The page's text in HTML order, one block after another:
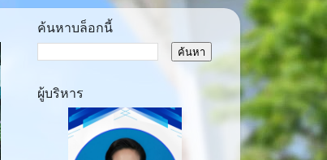
ค้นหาบล็อกนี้
ผู้บริหาร